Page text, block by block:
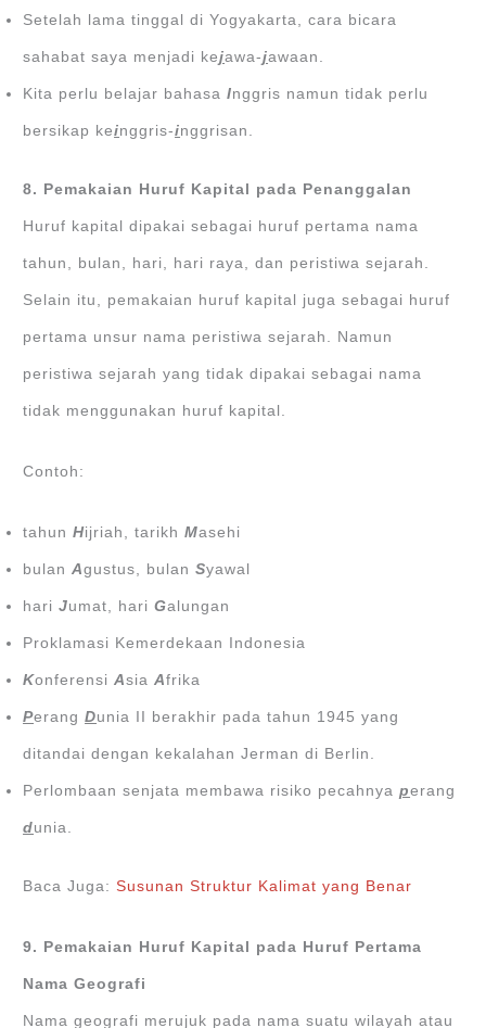
Setelah lama tinggal di Yogyakarta, cara bicara
sahabat saya menjadi kejawa-jawaan.
Kita perlu belajar bahasaInggris namun tidak perlu
bersikap keinggris-inggrisan.
8. Pemakaian Huruf Kapital pada Penanggalan
Huruf kapital dipakai sebagai huruf pertama nama
tahun, bulan, hari, hari raya, dan peristiwa sejarah.
Selain itu, pemakaian huruf kapital juga sebagai huruf
pertama unsur nama peristiwa sejarah. Namun
peristiwa sejarah yang tidak dipakai sebagai nama
tidak menggunakan huruf kapital.
Contoh:
tahunHijriah, tarikhMasehi
bulanAgustus, bulanSyawal
hariJumat, hariGalungan
Proklamasi Kemerdekaan Indonesia
KonferensiAsiaAfrika
PerangDunia II berakhir pada tahun 1945 yang
ditandai dengan kekalahan Jerman di Berlin.
Perlombaan senjata membawa risiko pecahnyaperang
dunia.
Baca Juga:Susunan Struktur Kalimat yang Benar
9. Pemakaian Huruf Kapital pada Huruf Pertama
Nama Geografi
Nama geografi merujuk pada nama suatu wilayah atau